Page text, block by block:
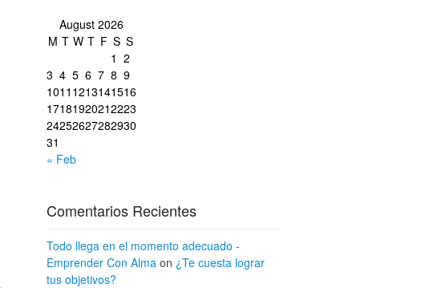
August 2026
M T W T F S S
« Feb
1 2
3 4 5 6 7 8 9
1011 1213141516
17181920212223
24252627282930
31
Comentarios Recientes
Todo llega en el momento adecuado -
Emprender Con Alma on ¿Te cuesta lograr
tus objetivos?